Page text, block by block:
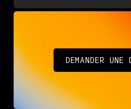
DEMANDER UNE
DEMANDER UNE